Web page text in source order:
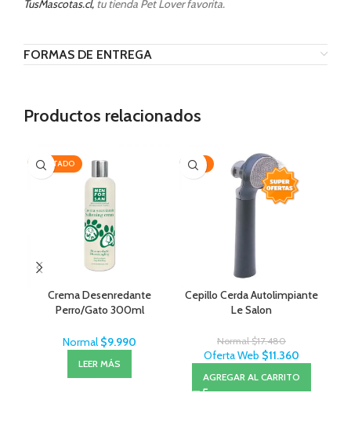
TusMascotas.cl, tu tienda Pet Lover favorita.
FORMAS DE ENTREGA
Productos relacionados
AGOTADO
Crema Desenredante
Perro/Gato 300ml
Normal $9.990
LEER MÁS
-35%
Cepillo Cerda Autolimpiante
Le Salon
Normal$17.480
Oferta Web $11.360
AGREGAR AL CARRITO